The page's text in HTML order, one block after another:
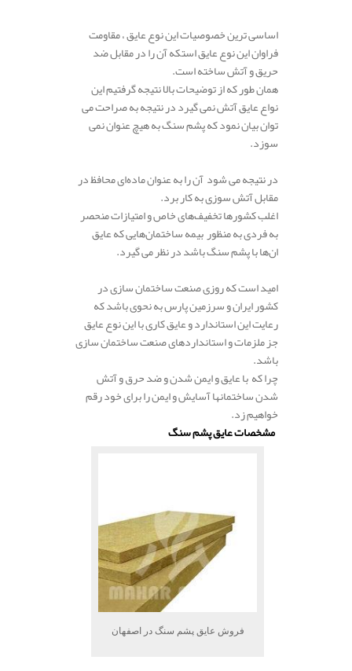
اساسی ترین خصوصیات این نوع عایق ، مقاومت
فراوان این نوع عایق استکه آن را در مقابل ضد
حریق و آتش ساخته است.
همان طور که از توضیحات بالا نتیجه گرفتیم این
نواع عایق آتش نمی گیرد در نتیجه به صراحت می
توان بیان نمود که پشم سنگ به هیچ عنوان نمی
سوزد.
در نتیجه می شود آن را به عنوان ماده‌ای محافظ در
مقابل آتش سوزی به کار برد.
اغلب کشورها تخفیف‌های خاص و امتیازات منحصر
به فردی به منظور بیمه ساختمان‌هایی که عایق
ان‌ها با پشم سنگ باشد در نظر می گیرد.
امید است که روزی صنعت ساختمان سازی در
کشور ایران و سرزمین پارس به نحوی باشد که
رعایت این استاندارد و عایق کاری با این نوع عایق
جز ملزمات و استانداردهای صنعت ساختمان سازی
باشد.
چرا که با عایق و ایمن شدن و ضد حرق و آتش
شدن ساختمانها آسایش و ایمن را برای خود رقم
خواهیم زد.
.مشخصات عایق پشم سنگ
فروش عایق پشم سنگ در اصفهان